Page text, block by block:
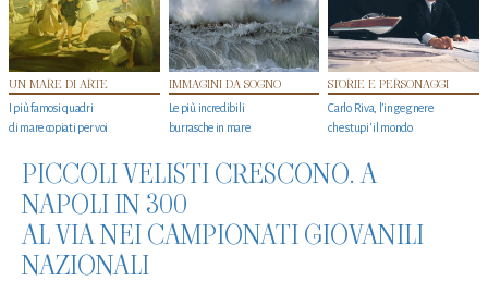
UN MARE DI ARTE
I più famosi quadri
di mare copiati per voi
IMMAGINI DA SOGNO
Le più incredibili
burrasche in mare
STORIE E PERSONAGGI
Carlo Riva, l’ingegnere
che stupi' il mondo
PICCOLI VELISTI CRESCONO. A
NAPOLI IN 300
AL VIA NEI CAMPIONATI GIOVANILI
NAZIONALI